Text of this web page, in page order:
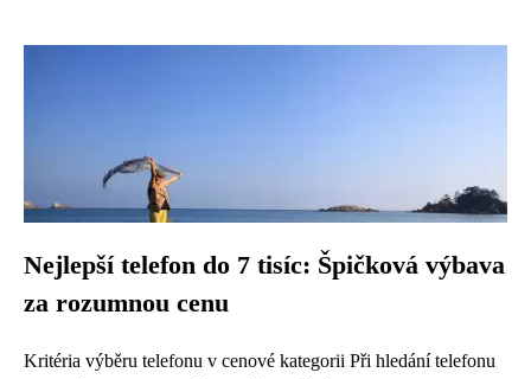
Nejlepší telefon do 7 tisíc: Špičková výbava
za rozumnou cenu
Kritéria výběru telefonu v cenové kategorii Při hledání telefonu